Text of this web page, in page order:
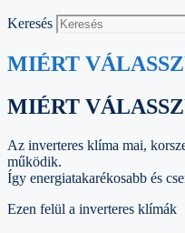
Keresés
MIÉRT
MIÉRT
Az inverteres klíma mai,
működik.
Így energiatakarékosabb és
Ezen felül a inverteres klímák